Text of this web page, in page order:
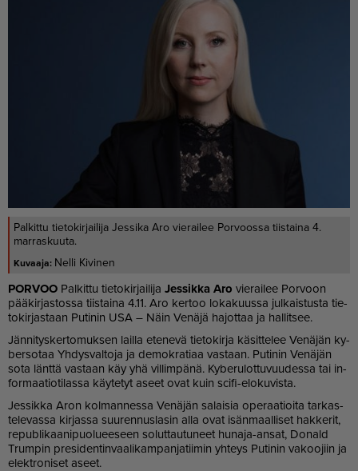
Palkittu tietokirjailija Jessika Aro vierailee Porvoossa tiistaina 4.
marraskuuta.
Nelli Kivinen
POR­VOO Pal­kit­tu tie­to­kir­jai­li­ja Jes­sik­ka Aro vie­rai­lee Por­voon
pää­kir­jas­tos­sa tiis­tai­na 4.11. Aro ker­too lo­ka­kuus­sa jul­kais­tus­ta tie­
to­kir­jas­taan Pu­ti­nin USA – Näin Ve­nä­jä ha­jot­taa ja hal­lit­see.
Jän­ni­tys­ker­to­muk­sen lail­la ete­ne­vä tie­to­kir­ja kä­sit­te­lee Ve­nä­jän ky­
ber­so­taa Yh­dys­val­to­ja ja de­mok­ra­ti­aa vas­taan. Pu­ti­nin Ve­nä­jän
sota länt­tä vas­taan käy yhä vil­lim­pä­nä. Ky­be­ru­lot­tu­vuu­des­sa tai in­
for­maa­ti­o­ti­las­sa käy­te­tyt aseet ovat kuin scifi-elo­ku­vis­ta.
Jes­sik­ka Aron kol­man­nes­sa Ve­nä­jän sa­lai­sia ope­raa­ti­oi­ta tar­kas­
te­le­vas­sa kir­jas­sa suu­ren­nus­la­sin al­la ovat isän­maal­li­set hak­ke­rit,
re­pub­li­kaa­ni­puo­lu­ee­seen so­lut­tau­tu­neet hu­na­ja-an­sat, Do­nald
Trum­pin pre­si­den­tin­vaa­li­kam­pan­ja­tii­min yh­teys Pu­ti­nin va­koo­jiin ja
elekt­ro­ni­set aseet.